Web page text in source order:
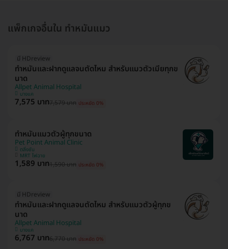
แพ็กเกจอื่นใน ทำหมันแมว
มี HDreview
ทำหมันและฝากดูแลจนตัดไหม สำหรับแมวตัวเมียทุกข
นาด
Allpet Animal Hospital
บางแค
7,575 บาท7,579 บาท ประหยัด 0%
ทำหมันแมวตัวผู้ทุกขนาด
Pet Point Animal Clinic
ตลิ่งชัน
MRT ไฟฉาย
1,589 บาท1,590 บาท ประหยัด 0%
มี HDreview
ทำหมันและฝากดูแลจนตัดไหม สำหรับแมวตัวผู้ทุกข
นาด
Allpet Animal Hospital
บางแค
6,767 บาท6,770 บาท ประหยัด 0%